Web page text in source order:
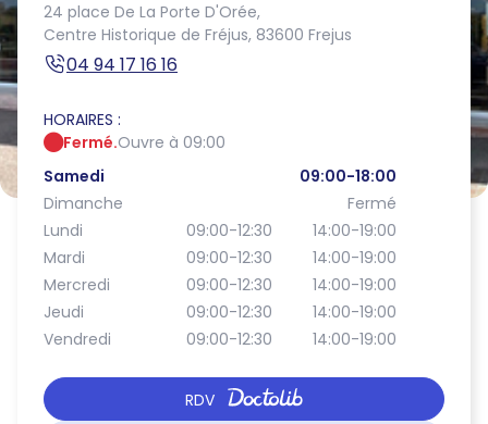
24 place De La Porte D'Orée,
Centre Historique de Fréjus, 83600 Frejus
04 94 17 16 16
HORAIRES :
Fermé.Ouvre à 09:00
Samedi
09:00-18:00
Dimanche
Fermé
Lundi
09:00-12:30
14:00-19:00
Mardi
09:00-12:30
14:00-19:00
Mercredi
09:00-12:30
14:00-19:00
Jeudi
09:00-12:30
14:00-19:00
Vendredi
09:00-12:30 14:00-19:00
RDV